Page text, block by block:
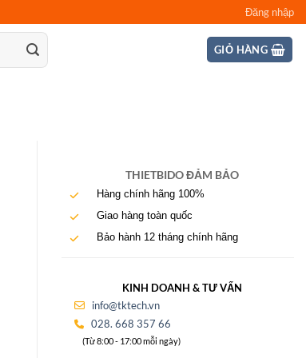
Đăng nhập
GIỎ HÀNG
THIETBIDO ĐẢM BẢO
Hàng chính hãng 100%
Giao hàng toàn quốc
Bảo hành 12 tháng chính hãng
KINH DOANH & TƯ VẤN
info@tktech.vn
028. 668 357 66
(Từ 8:00 - 17:00 mỗi ngày)